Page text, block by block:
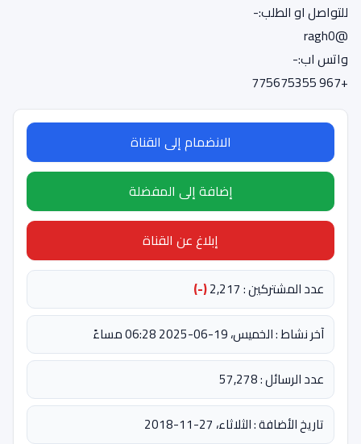
للتواصل او الطلب:-
@ragh0
واتس اب:-
+967 775675355
الانضمام إلى القناة
إضافة إلى المفضلة
إبلاغ عن القناة
عدد المشتركين : 2,217
(-)
آخر نشاط : الخميس، 19-06-2025 06:28 مساءً
عدد الرسائل : 57,278
تاريخ الأضافة : الثلاثاء، 27-11-2018